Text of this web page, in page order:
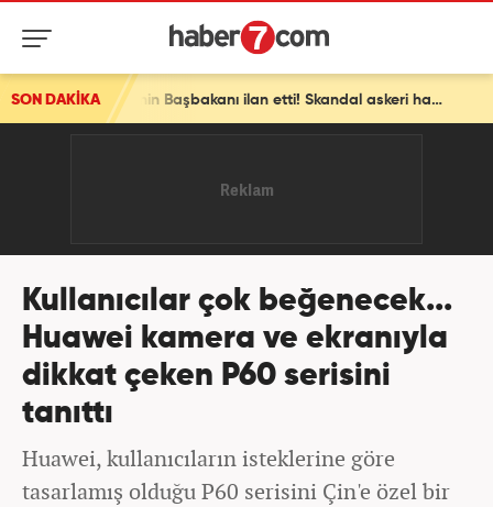
SON DAKİKA Avrupa ülkesinden bomba İsrail kararı! Ülkenin Başbakanı ilan etti! Skandal askeri hamle
Kullanıcılar çok beğenecek...
Huawei kamera ve ekranıyla
dikkat çeken P60 serisini
tanıttı
Huawei, kullanıcıların isteklerine göre
tasarlamış olduğu P60 serisini Çin'e özel bir